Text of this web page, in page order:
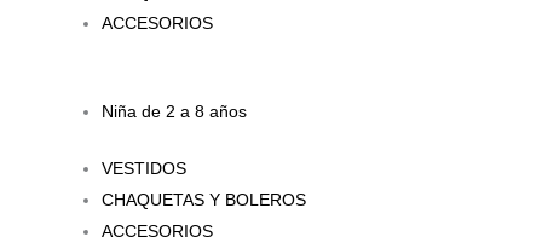
ACCESORIOS
Niña de 2 a 8 años
VESTIDOS
CHAQUETAS Y BOLEROS
ACCESORIOS